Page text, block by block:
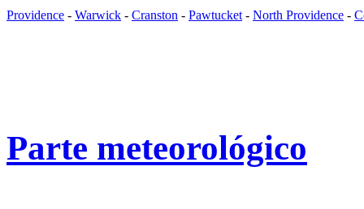
Providence - Warwick - Cranston - Pawtucket - North Providence -
Parte meteorológico